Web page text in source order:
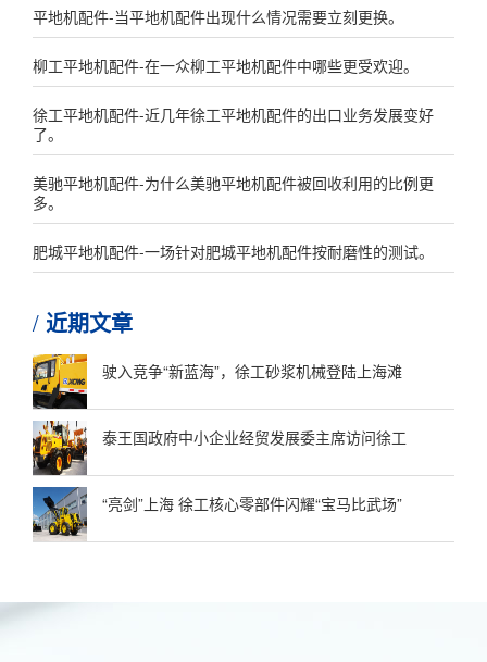
平地机配件-当平地机配件出现什么情况需要立刻更换。
柳工平地机配件-在一众柳工平地机配件中哪些更受欢迎。
徐工平地机配件-近几年徐工平地机配件的出口业务发展变好
了。
美驰平地机配件-为什么美驰平地机配件被回收利用的比例更
多。
肥城平地机配件-一场针对肥城平地机配件按耐磨性的测试。
近期文章
驶入竞争“新蓝海”，徐工砂浆机械登陆上海滩
泰王国政府中小企业经贸发展委主席访问徐工
“亮剑”上海 徐工核心零部件闪耀“宝马比武场”